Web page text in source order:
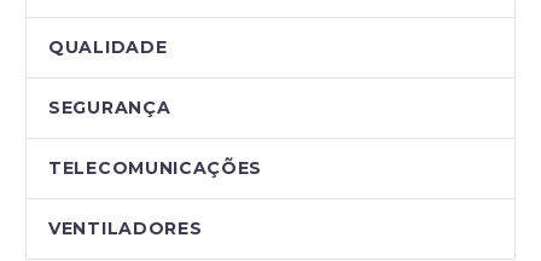
QUALIDADE
SEGURANÇA
TELECOMUNICAÇÕES
VENTILADORES